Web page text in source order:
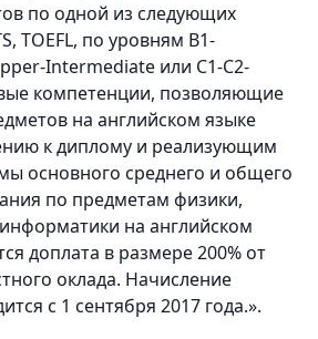
по одной из следующих
TOEFL, по уровням В1-
Intermediate или C1-C2-
компетенции, позволяющие
на английском языке
к диплому и реализующим
основного среднего и общего
по предметам физики,
на английском
доплата в размере 200% от
оклада. Начисление
с 1 сентября 2017 года.».